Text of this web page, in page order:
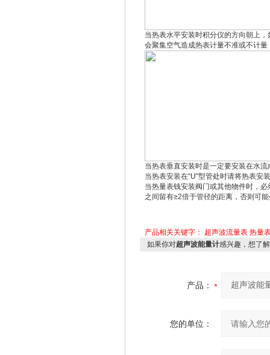
当热表水平安装时积分仪的方向朝上
会聚集空气造成热表计量不准或不计量
当热表垂直安装时是一定要安装在水
当热表安装在“U"型管处时请将热表安
当热量表钱安装阀门或其他物件时，
之间留有≥2倍于管径的距离，否则可
产品相关关键字： 超声波流量表 热量
如果你对超声波能量计感兴趣，想了
产品：
您的单位：